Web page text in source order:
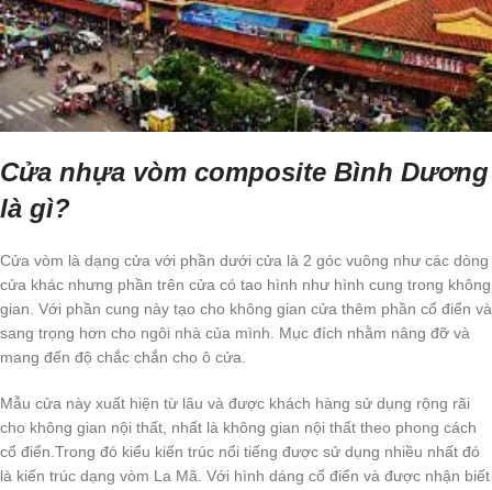
Cửa nhựa vòm composite Bình Dương
là gì?
Cửa vòm là dạng cửa với phần dưới cửa là 2 góc vuông như các dòng
cửa khác nhưng phần trên cửa có tao hình như hình cung trong không
gian. Với phần cung này tạo cho không gian cửa thêm phần cổ điển và
sang trọng hơn cho ngôi nhà của mình. Mục đích nhằm nâng đỡ và
mang đến độ chắc chắn cho ô cửa.
Mẫu cửa này xuất hiện từ lâu và được khách hàng sử dụng rộng rãi
cho không gian nội thất, nhất là không gian nội thất theo phong cách
cổ điển.Trong đó kiểu kiến trúc nổi tiếng được sử dụng nhiều nhất đó
là kiến trúc dạng vòm La Mã. Với hình dáng cổ điển và được nhận biết